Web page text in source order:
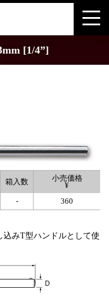
[1/4”]
箱入数
小売価格
¥
- 360
込みT型ハンドルとして使